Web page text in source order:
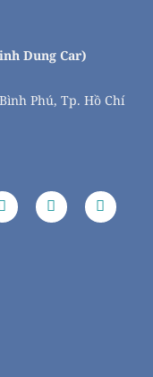
Dung Car)
Phú, Tp. Hồ Chí